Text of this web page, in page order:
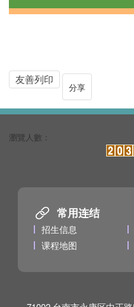
友善列印
分享
常用连结
招生信息
课程地图